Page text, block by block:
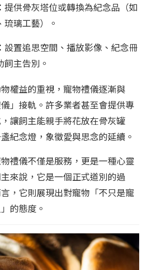
：提供骨灰塔位或轉換為紀念品（如
琉璃工藝）。
：設置追思空間、播放影像、紀念冊
飼主告別。
權益的重視，寵物禮儀逐漸與
儀」接軌。許多業者甚至會提供專
讓飼主能親手將花放在骨灰罐
紀念燈，象徵愛與思念的延續。
禮儀不僅是服務，更是一種心靈
來說，它是一個正式道別的過
，它則展現出對寵物「不只是寵
的態度。